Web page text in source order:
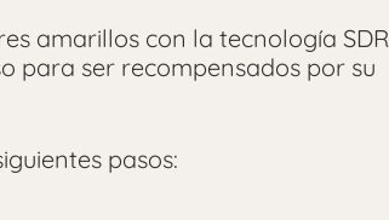
amarillos con la tecnología SDR
para ser recompensados por su
pasos: